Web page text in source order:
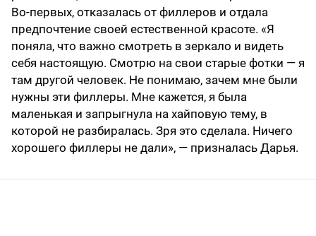
Во-первых, отказалась от филлеров и отдала
предпочтение своей естественной красоте. «Я
поняла, что важно смотреть в зеркало и видеть
себя настоящую. Смотрю на свои старые фотки — я
там другой человек. Не понимаю, зачем мне были
нужны эти филлеры. Мне кажется, я была
маленькая и запрыгнула на хайповую тему, в
которой не разбиралась. Зря это сделала. Ничего
хорошего филлеры не дали», — призналась Дарья.